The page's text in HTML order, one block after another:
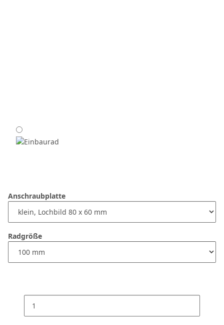
Anschraubplatte
Radgröße